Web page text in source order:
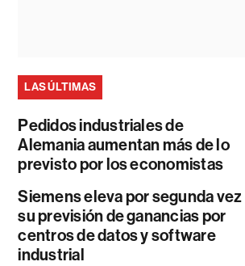
LAS ÚLTIMAS
Pedidos industriales de
Alemania aumentan más de lo
previsto por los economistas
Siemens eleva por segunda vez
su previsión de ganancias por
centros de datos y software
industrial